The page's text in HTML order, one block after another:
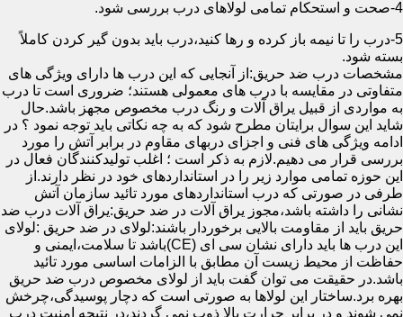
4-صحت و استحکام تمامی لولاهای درب بررسی شود.
5-درب را تا نیمه باز کرده و رها کنید،درب باید بدون گیر کردن کاملاً
بسته شود.
مشخصات درب ضد حریق:از آنجایی که این درب ها دارای ویژگی های
متفاوتی در مقایسه با درب های معمولی هستند؛ ضروری است تا درب
به مواردی از قبیل یراق آلات و رنگ درب مخصوص مجهز باشد.حال
شاید این سوال برایتان مطرح شود که به چه نکاتی باید توجه نمود ؟ در
ادامه ویژگی های فنی و اجزای دربهای مقاوم در برابر آتش را مورد
بررسی قرار می دهیم.لازم به ذکر است ؛ اغلب تولیدکنندگان فعال در
این حوزه تمامی موارد زیر را در استانداردهای خود در نظر دارند.از
طرفی در صورتی که درب استانداردهای مورد تائید سازمان آتش
نشانی را داشته باشد،مجوز یراق آلات در ضد حریق:یراق آلات درب ضد
حریق باید از مقاومت بالایی برخوردار باشند:لولای در ضد حریق :لولای
این درب ها باید دارای نشان سی ای (CE)باشد تا سلامت،ایمنی و
حفاظت از محیط زیست آن مطابق با الزامات اساسی مورد تائید
باشد.در حقیقت می توان گفت باید از لولای مخصوص درب ضد حریق
بهره برد.ساختار این لولاها به صورتی است که دچار پوسیدگی،چرخش
نمی شوند و در برابر حرارت بالا ذوب نمی گردند،در نتیجه امنیت درب